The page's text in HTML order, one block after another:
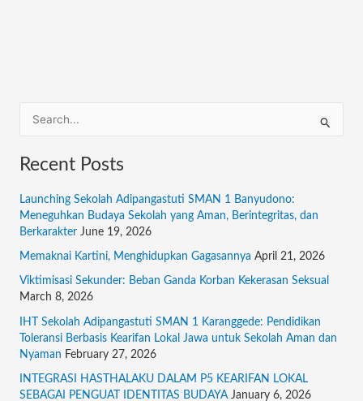
a
c
h
f
o
r
Recent Posts
Launching Sekolah Adipangastuti SMAN 1 Banyudono:
Meneguhkan Budaya Sekolah yang Aman, Berintegritas, dan
Berkarakter June 19, 2026
Memaknai Kartini, Menghidupkan Gagasannya April 21, 2026
Viktimisasi Sekunder: Beban Ganda Korban Kekerasan Seksual
March 8, 2026
IHT Sekolah Adipangastuti SMAN 1 Karanggede: Pendidikan
Toleransi Berbasis Kearifan Lokal Jawa untuk Sekolah Aman dan
Nyaman February 27, 2026
INTEGRASI HASTHALAKU DALAM P5 KEARIFAN LOKAL
SEBAGAI PENGUAT IDENTITAS BUDAYA January 6, 2026